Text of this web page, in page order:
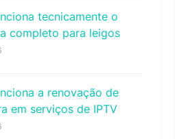
tecnicamente o
completo para leigos
a renovação de
em serviços de IPTV